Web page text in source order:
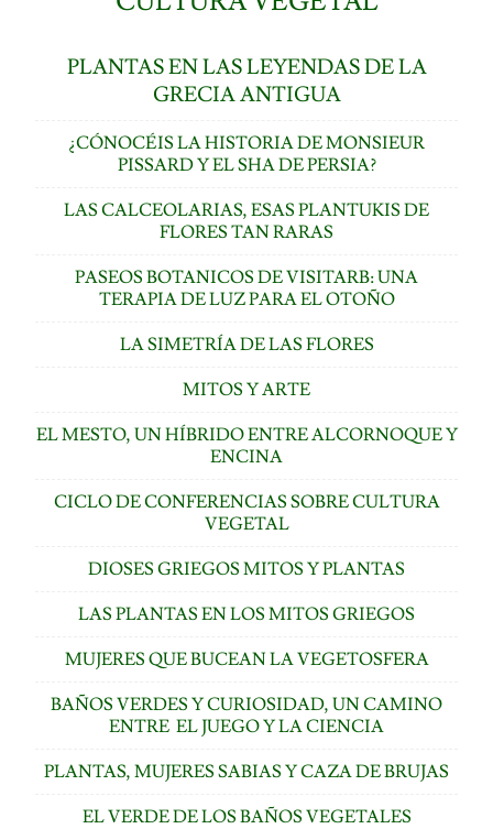
PLANTAS EN LAS LEYENDAS DE LA
GRECIA ANTIGUA
¿CÓNOCÉIS LA HISTORIA DE MONSIEUR
PISSARD Y EL SHA DE PERSIA?
LAS CALCEOLARIAS, ESAS PLANTUKIS DE
FLORES TAN RARAS
PASEOS BOTANICOS DE VISITARB: UNA
TERAPIA DE LUZ PARA EL OTOÑO
LA SIMETRÍA DE LAS FLORES
MITOS Y ARTE
EL MESTO, UN HÍBRIDO ENTRE ALCORNOQUE Y
ENCINA
CICLO DE CONFERENCIAS SOBRE CULTURA
VEGETAL
DIOSES GRIEGOS MITOS Y PLANTAS
LAS PLANTAS EN LOS MITOS GRIEGOS
MUJERES QUE BUCEAN LA VEGETOSFERA
BAÑOS VERDES Y CURIOSIDAD, UN CAMINO
ENTRE EL JUEGO Y LA CIENCIA
PLANTAS, MUJERES SABIAS Y CAZA DE BRUJAS
EL VERDE DE LOS BAÑOS VEGETALES